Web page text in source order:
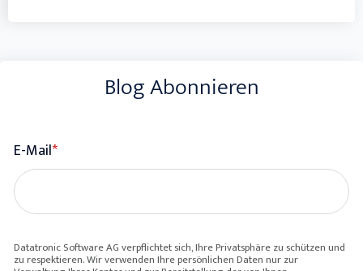
Blog Abonnieren
E-Mail*
Datatronic Software AG verpflichtet sich, Ihre Privatsphäre zu schützen und
zu respektieren. Wir verwenden Ihre persönlichen Daten nur zur